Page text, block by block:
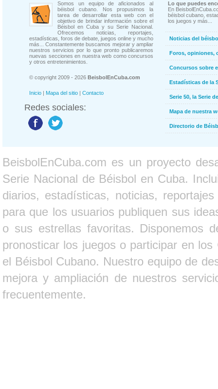
Somos un equipo de aficionados al
béisbol cubano. Nos propusimos la
tarea de desarrollar esta web con el
objetivo de brindar información sobre el
Béisbol en Cuba y su Serie Nacional.
Ofrecemos noticias, reportajes,
estadísticas, foros de debate, juegos online y mucho
más... Constantemente buscamos mejorar y ampliar
nuestros servicios por lo que pronto publicaremos
nuevas secciones en nuestra web como concursos
y otros entretenimientos.
© copyright 2009 - 2026 BeisbolEnCuba.com
Inicio | Mapa del sitio | Contacto
Redes sociales:
Lo que puedes
En
béisbol cubano,
los juegos y más...
Noticias del
Foros, opiniones,
Concursos sobre
Estadísticas de la
Serie 50, la Serie
Mapa de nuestra
Directorio de
BeisbolEnCuba.com es un proyecto
Serie Nacional de Béisbol en Cuba.
diarios, estadísticas, noticias,
para que los usuarios publiquen sus
o sus estrellas favoritas. Disponemos
pronosticar los juegos o participar en
el Béisbol Cubano. Nuestro equipo de
mejora y ampliación de nuestros
frecuentemente.